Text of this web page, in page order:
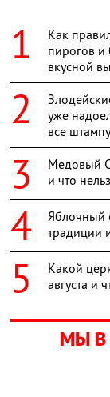
Как
пирогов и
вкусной
уже
все
Медовый
и что
Яблочный
традиции
Какой
августа и
МЫ В